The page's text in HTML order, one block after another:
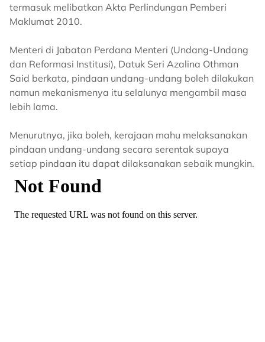
termasuk melibatkan Akta Perlindungan Pemberi
Maklumat 2010.
Menteri di Jabatan Perdana Menteri (Undang-Undang
dan Reformasi Institusi), Datuk Seri Azalina Othman
Said berkata, pindaan undang-undang boleh dilakukan
namun mekanismenya itu selalunya mengambil masa
lebih lama.
Menurutnya, jika boleh, kerajaan mahu melaksanakan
pindaan undang-undang secara serentak supaya
setiap pindaan itu dapat dilaksanakan sebaik mungkin.